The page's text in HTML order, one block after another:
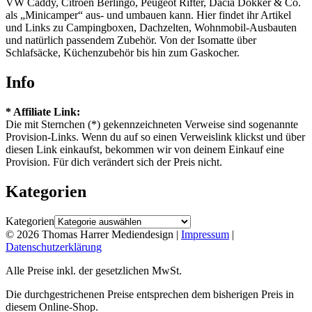
VW Caddy, Citroen Berlingo, Peugeot Rifter, Dacia Dokker & Co.
als „Minicamper“ aus- und umbauen kann. Hier findet ihr Artikel
und Links zu Campingboxen, Dachzelten, Wohnmobil-Ausbauten
und natürlich passendem Zubehör. Von der Isomatte über
Schlafsäcke, Küchenzubehör bis hin zum Gaskocher.
Info
* Affiliate Link:
Die mit Sternchen (*) gekennzeichneten Verweise sind sogenannte
Provision-Links. Wenn du auf so einen Verweislink klickst und über
diesen Link einkaufst, bekommen wir von deinem Einkauf eine
Provision. Für dich verändert sich der Preis nicht.
Kategorien
Kategorien
© 2026 Thomas Harrer Mediendesign | Impressum |
Datenschutzerklärung
Alle Preise inkl. der gesetzlichen MwSt.
Die durchgestrichenen Preise entsprechen dem bisherigen Preis in
diesem Online-Shop.